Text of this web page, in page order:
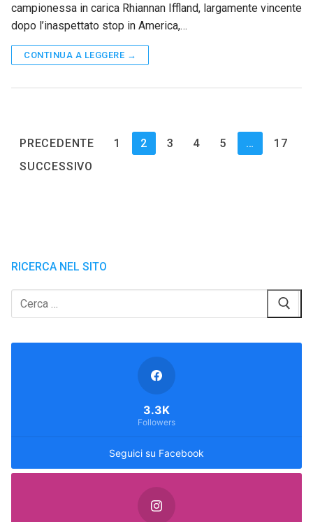
campionessa in carica Rhiannan Iffland, largamente vincente
dopo l’inaspettato stop in America,…
CONTINUA A LEGGERE →
Paginazione
degli
PRECEDENTE 1 2 3 4 5 …
17
SUCCESSIVO
RICERCA NEL SITO
Cerca:
Seguici su Facebook
3.3K
Followers